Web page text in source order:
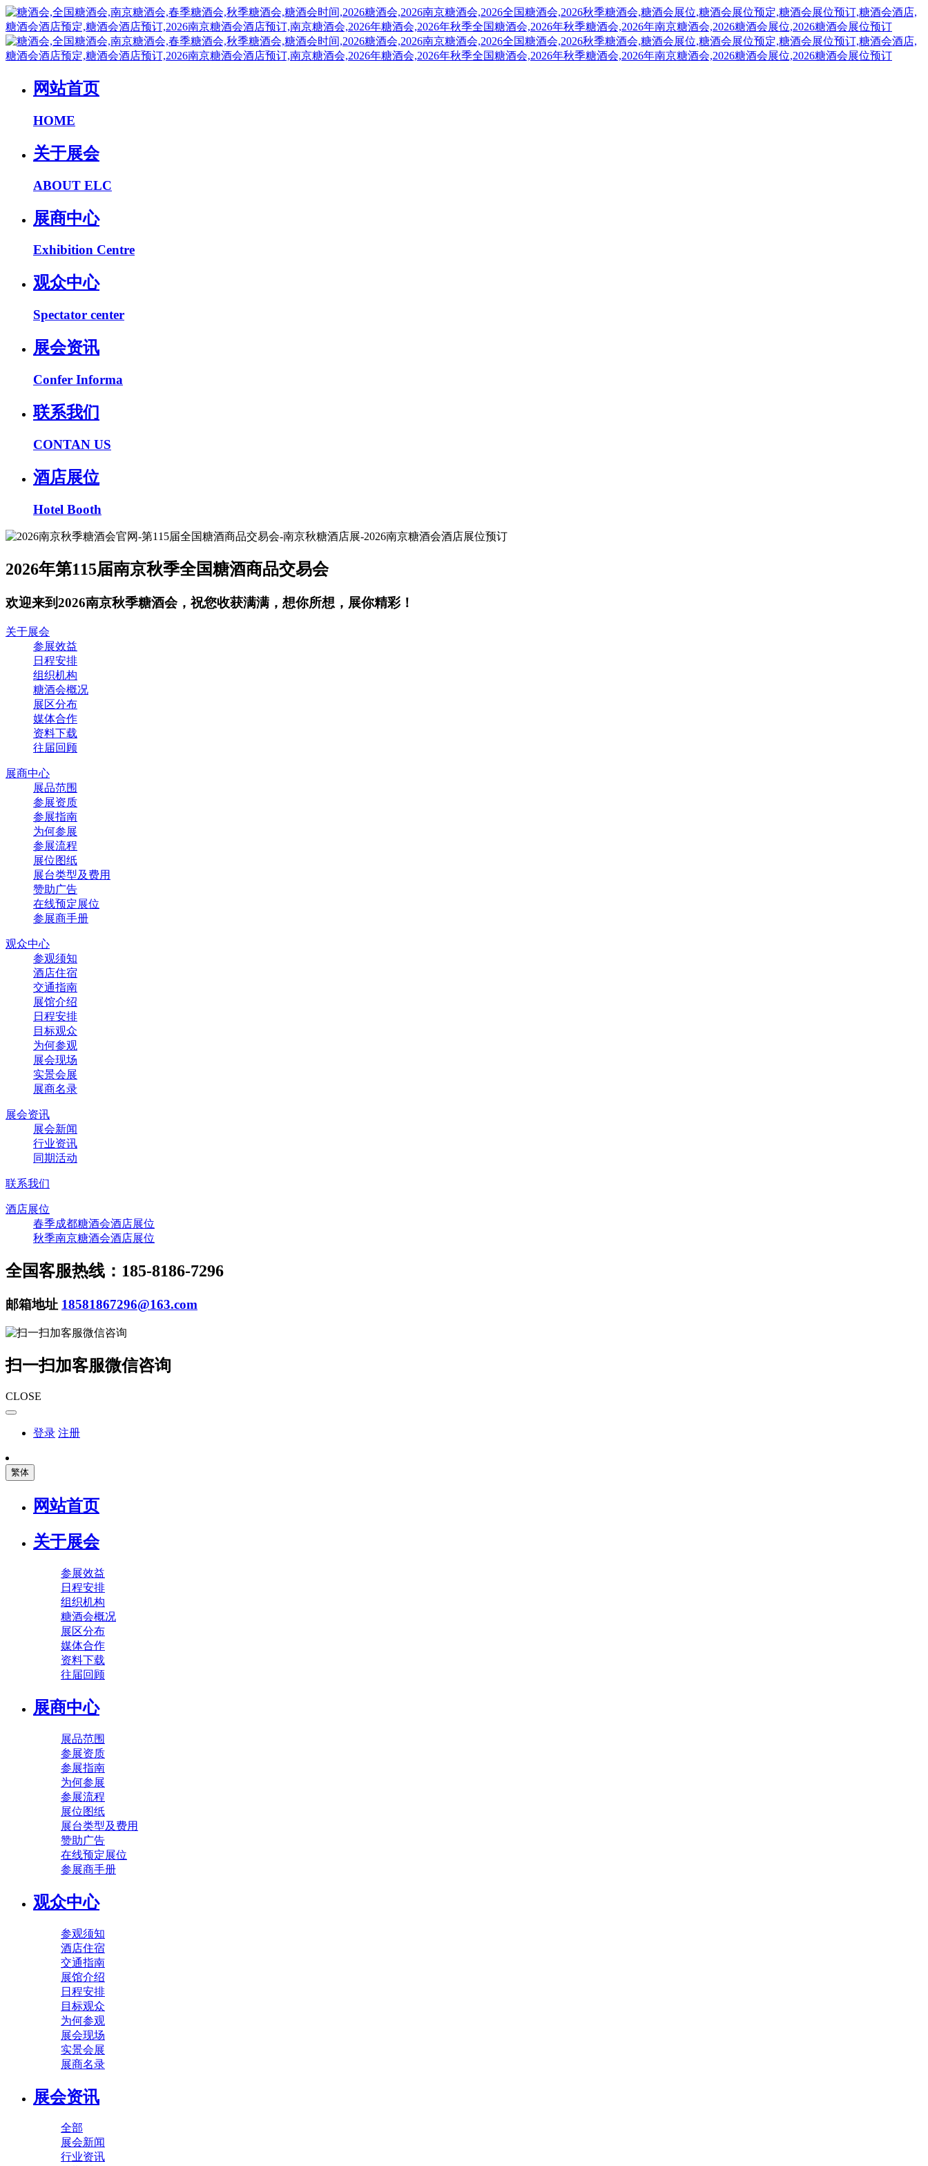
网站首页
HOME
关于展会
ABOUT ELC
展商中心
Exhibition Centre
观众中心
Spectator center
展会资讯
Confer Informa
联系我们
CONTAN US
酒店展位
Hotel Booth
2026年第115届南京秋季全国糖酒商品交易会
欢迎来到2026南京秋季糖酒会，祝您收获满满，想你所想，展你精彩！
关于展会
参展效益
日程安排
组织机构
糖酒会概况
展区分布
媒体合作
资料下载
往届回顾
展商中心
展品范围
参展资质
参展指南
为何参展
参展流程
展位图纸
展台类型及费用
赞助广告
在线预定展位
参展商手册
观众中心
参观须知
酒店住宿
交通指南
展馆介绍
日程安排
目标观众
为何参观
展会现场
实景会展
展商名录
展会资讯
展会新闻
行业资讯
同期活动
联系我们
酒店展位
春季成都糖酒会酒店展位
秋季南京糖酒会酒店展位
全国客服热线：185-8186-7296
邮箱地址 18581867296@163.com
扫一扫加客服微信咨询
CLOSE
登录 注册
繁体
网站首页
关于展会
参展效益
日程安排
组织机构
糖酒会概况
展区分布
媒体合作
资料下载
往届回顾
展商中心
展品范围
参展资质
参展指南
为何参展
参展流程
展位图纸
展台类型及费用
赞助广告
在线预定展位
参展商手册
观众中心
参观须知
酒店住宿
交通指南
展馆介绍
日程安排
目标观众
为何参观
展会现场
实景会展
展商名录
展会资讯
全部
展会新闻
行业资讯